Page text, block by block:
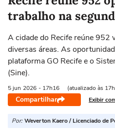
trabalho na
A cidade do Recife reúne 952
diversas áreas. As
plataforma GO Recife e o
(Sine).
5 jun 2026 - 17h16 (atualizado às
Compartilhar Exibir
Por: Weverton Kaero / Licenciado de